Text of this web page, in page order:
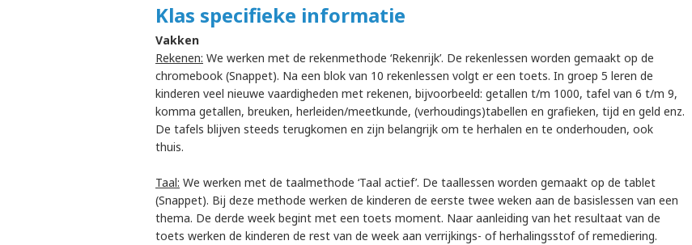
Klas specifieke informatie
Vakken
Rekenen: We werken met de rekenmethode ‘Rekenrijk’. De rekenlessen worden gemaakt op de
chromebook (Snappet). Na een blok van 10 rekenlessen volgt er een toets. In groep 5 leren de
kinderen veel nieuwe vaardigheden met rekenen, bijvoorbeeld: getallen t/m 1000, tafel van 6 t/m 9,
komma getallen, breuken, herleiden/meetkunde, (verhoudings)tabellen en grafieken, tijd en geld enz.
De tafels blijven steeds terugkomen en zijn belangrijk om te herhalen en te onderhouden, ook
thuis.
Taal: We werken met de taalmethode ‘Taal actief’. De taallessen worden gemaakt op de tablet
(Snappet). Bij deze methode werken de kinderen de eerste twee weken aan de basislessen van een
thema. De derde week begint met een toets moment. Naar aanleiding van het resultaat van de
toets werken de kinderen de rest van de week aan verrijkings- of herhalingsstof of remediering.